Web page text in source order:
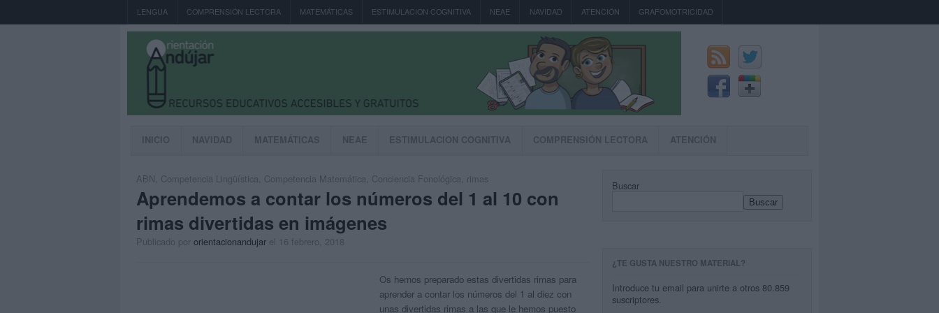
LENGUA COMPRENSIÓN LECTORA MATEMÁTICAS ESTIMULACION COGNITIVA NEAE NAVIDAD ATENCIÓN GRAFOMOTRICIDAD
INICIO NAVIDAD MATEMÁTICAS NEAE ESTIMULACION COGNITIVA COMPRENSIÓN LECTORA ATENCIÓN
ABN Competencia Lingüística Competencia Matemática Conciencia Fonológica rimas
Aprendemos a contar los números del 1 al 10 con
rimas divertidas en imágenes
Publicado por orientacionandujar el 16 febrero, 2018
Os hemos preparado estas divertidas rimas para
aprender a contar los números del 1 al diez con
unas divertidas rimas a las que le hemos puesto
Buscar
Buscar
¿TE GUSTA NUESTRO MATERIAL?
Introduce tu email para unirte a otros 80.859
suscriptores.